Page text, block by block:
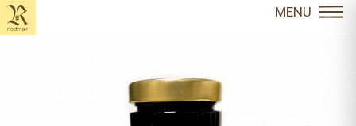
content MENU